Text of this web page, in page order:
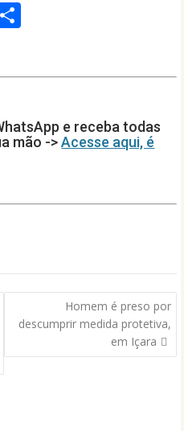
e receba todas
mão ->Acesse aqui, é
Homem é preso por
descumprir medida protetiva,
em Içara